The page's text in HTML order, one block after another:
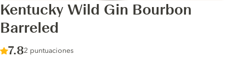
Kentucky Wild Gin Bourbon
Barreled
Score :
7.8/ 10
2 puntuaciones